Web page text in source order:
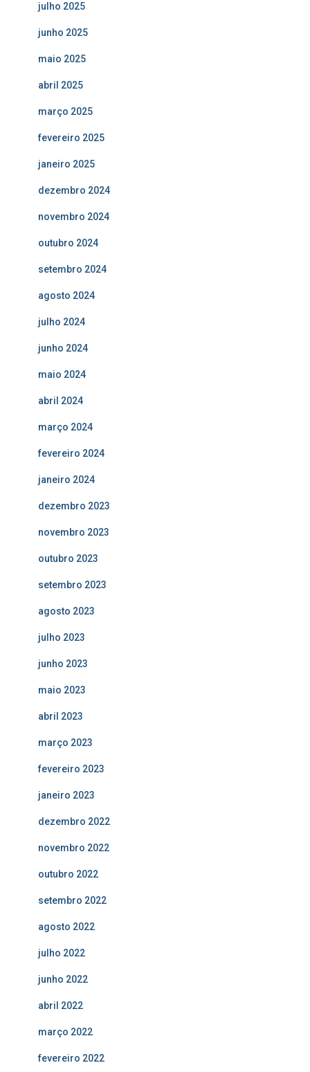
julho 2025
junho 2025
maio 2025
abril 2025
março 2025
fevereiro 2025
janeiro 2025
dezembro 2024
novembro 2024
outubro 2024
setembro 2024
agosto 2024
julho 2024
junho 2024
maio 2024
abril 2024
março 2024
fevereiro 2024
janeiro 2024
dezembro 2023
novembro 2023
outubro 2023
setembro 2023
agosto 2023
julho 2023
junho 2023
maio 2023
abril 2023
março 2023
fevereiro 2023
janeiro 2023
dezembro 2022
novembro 2022
outubro 2022
setembro 2022
agosto 2022
julho 2022
junho 2022
abril 2022
março 2022
fevereiro 2022